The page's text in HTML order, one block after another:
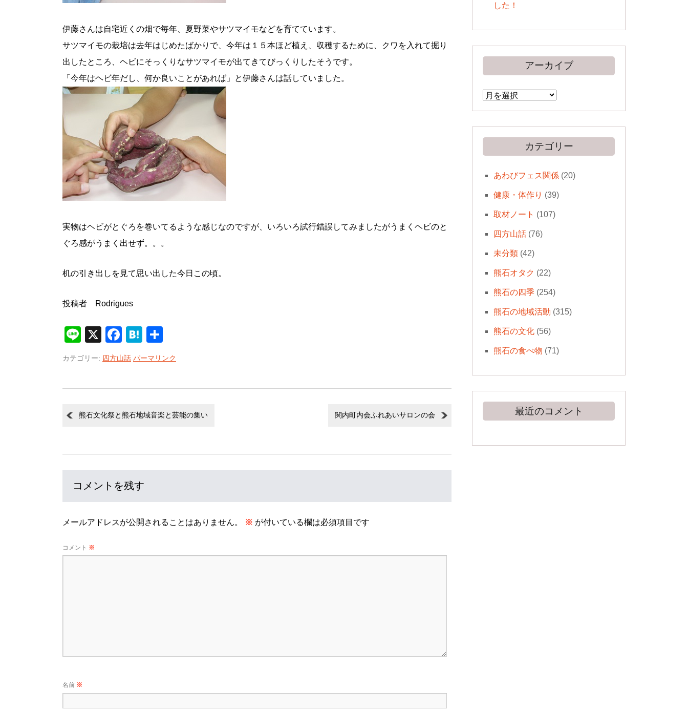
伊藤さんは自宅近くの畑で毎年、夏野菜やサツマイモなどを育てています。
サツマイモの栽培は去年はじめたばかりで、今年は１５本ほど植え、収穫するために、クワを入れて掘り
出したところ、ヘビにそっくりなサツマイモが出てきてびっくりしたそうです。
「今年はヘビ年だし、何か良いことがあれば」と伊藤さんは話していました。
実物はヘビがとぐろを巻いてるような感じなのですが、いろいろ試行錯誤してみましたがうまくヘビのと
ぐろ感がうまく出せず。。。
机の引き出しを見て思い出した今日この頃。
投稿者 Rodrigues
Line
X Facebook
Hatena
有
カテゴリー: 四方山話 パーマリンク
熊石文化祭と熊石地域音楽と芸能の集い 関内町内会ふれあいサロンの会
コメントを残す
メールアドレスが公開されることはありません。 ※ が付いている欄は必須項目です
コメント ※
名前 ※
した！
アーカイブ
ア
ー
カ
カテゴリー
あわびフェス関係(20)
健康・体作り (39)
取材ノート (107)
四方山話(76)
未分類(42)
熊石オタク (22)
熊石の四季(254)
熊石の地域活動 (315)
熊石の文化(56)
熊石の食べ物 (71)
最近のコメント